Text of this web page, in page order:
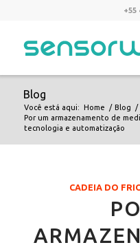
+55
Blog
Você está aqui: Home / Blog
/
Por um armazenamento de
tecnologia e automatização
CADEIA DO